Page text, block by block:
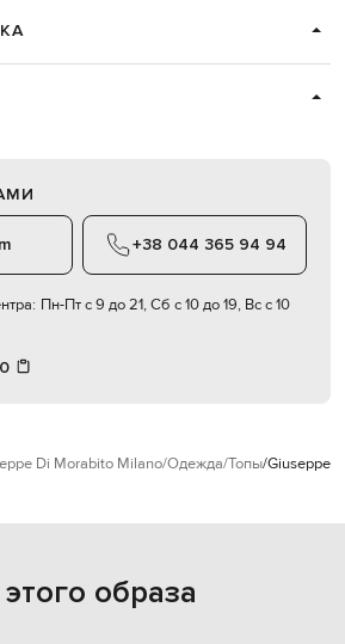
+38 044 365 94 94
Пн-Пт с 9 до 21, Сб с 10 до 19, Вс с 10
Di Morabito Milano Одежда Топы Giuseppe
образа